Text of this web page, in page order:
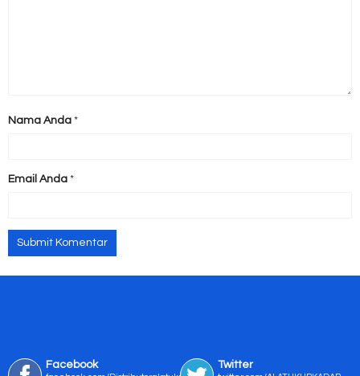
Nama Anda *
Email Anda *
Facebook Twitter